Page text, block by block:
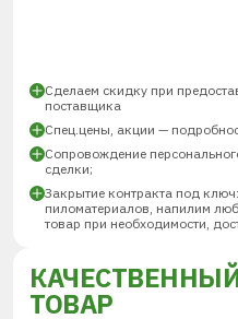
Сделаем скидку при
поставщика
Спец.цены, акции —
Сопровождение
сделки;
Закрытие контракта под
пиломатериалов, напилим
товар при необходимости,
ТОВАР